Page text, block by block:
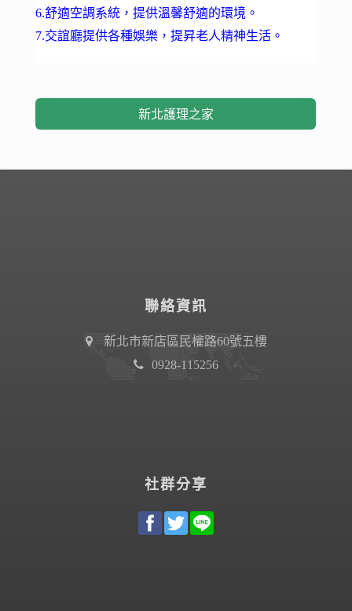
6.舒適空調系統，提供溫馨舒適的環境。
7.交誼廳提供各種娛樂，提昇老人精神生活。
新北護理之家
聯絡資訊
新北市新店區民權路60號五樓
0928-115256
社群分享